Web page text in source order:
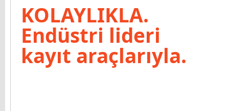
KOLAYLIKLA.
Endüstri lideri
kayıt araçlarıyla.